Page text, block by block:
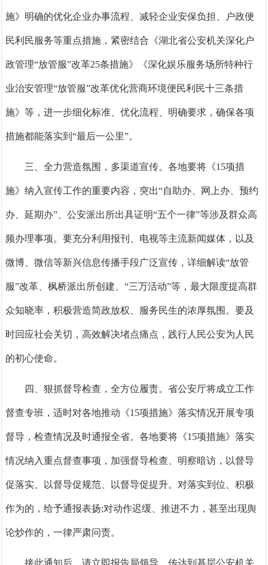
施》明确的优化企业办事流程、减轻企业安保负担、户政便
民利民服务等重点措施，紧密结合《湖北省公安机关深化户
政管理“放管服”改革25条措施》《深化娱乐服务场所特种行
业治安管理“放管服”改革优化营商环境便民利民十三条措
施》等，进一步细化标准、优化流程、明确要求，确保各项
措施都能落实到“最后一公里”。
三、全力营造氛围，多渠道宣传。各地要将《15项措
施》纳入宣传工作的重要内容，突出“自助办、网上办、预约
办、延期办”、公安派出所出具证明“五个一律”等涉及群众高
频办理事项。要充分利用报刊、电视等主流新闻媒体，以及
微博、微信等新兴信息传播手段广泛宣传，详细解读“放管
服”改革、枫桥派出所创建、“三万活动”等，最大限度提高群
众知晓率，积极营造简政放权、服务民生的浓厚氛围。要及
时回应社会关切，高效解决堵点痛点，践行人民公安为人民
的初心使命。
四、狠抓督导检查，全方位履责。省公安厅将成立工作
督查专班，适时对各地推动《15项措施》落实情况开展专项
督导，检查情况及时通报全省。各地要将《15项措施》落实
情况纳入重点督查事项，加强督导检查、明察暗访，以督导
促落实、以督导促规范、以督导促提升。对落实到位、积极
作为的，给予通报表扬;对动作迟缓、推进不力，甚至出现舆
论炒作的，一律严肃问责。